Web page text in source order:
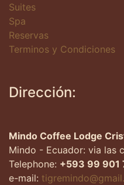
Suites
Spa
Reservas
Terminos y Condiciones
Dirección:
Mindo Coffee Lodge
Mindo - Ecuador: via las
Telephone: +593 99 901
e-mail: